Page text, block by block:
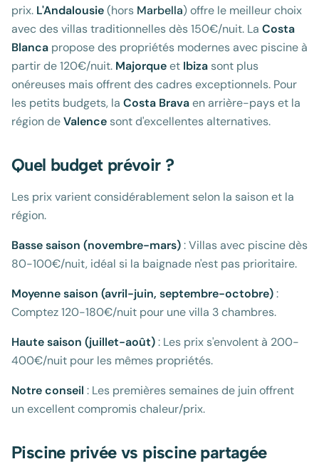
prix. L'Andalousie(hors Marbella) offre le meilleur choix
avec des villas traditionnelles dès 150€/nuit. La Costa
Blanca propose des propriétés modernes avec piscine à
partir de 120€/nuit. Majorqueet Ibiza sont plus
onéreuses mais offrent des cadres exceptionnels. Pour
les petits budgets, la Costa Bravaen arrière-pays et la
région deValence sont d'excellentes alternatives.
Quel budget prévoir ?
Les prix varient considérablement selon la saison et la
région.
Basse saison (novembre-mars): Villas avec piscine dès
80-100€/nuit, idéal si la baignade n'est pas prioritaire.
Moyenne saison (avril-juin, septembre-octobre):
Comptez 120-180€/nuit pour une villa 3 chambres.
Haute saison (juillet-août): Les prix s'envolent à 200-
400€/nuit pour les mêmes propriétés.
Notre conseil : Les premières semaines de juin offrent
un excellent compromis chaleur/prix.
Piscine privée vs piscine partagée